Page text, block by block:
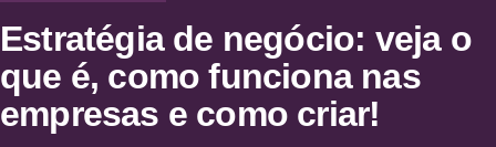
Estratégia de negócio: veja o
que é, como funciona nas
empresas e como criar!